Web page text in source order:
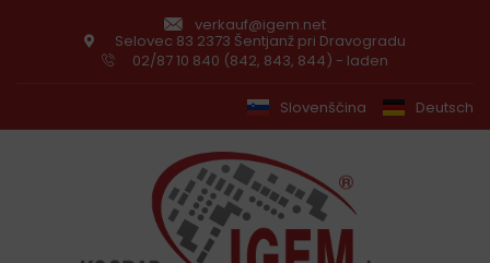
verkauf@igem.net
Selovec 83 2373 Šentjanž pri Dravogradu
02/87 10 840 (842, 843, 844) - laden
Slovenščina Deutsch